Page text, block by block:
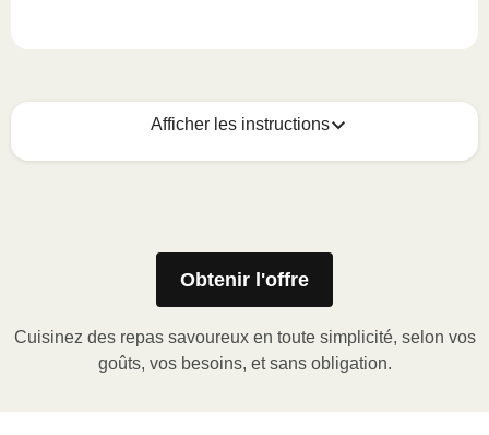
Afficher les instructions
Voici quoi faire :
MICRO-ONDES
gobelet à portion (le cas échéant) ou percer la
pellicule de plastique.
Obtenir l'offre
Cuisinez des repas savoureux en toute simplicité, selon vos
goûts, vos besoins, et sans obligation.